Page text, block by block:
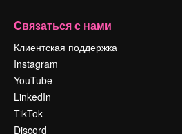
Связаться с нами
Клиентская поддержка
Instagram
YouTube
LinkedIn
TikTok
Discord